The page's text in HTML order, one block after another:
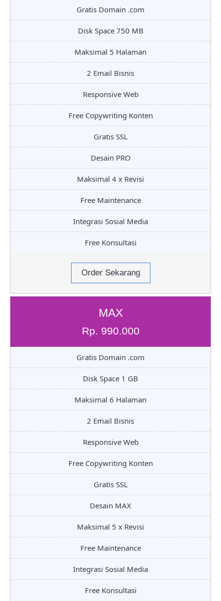
Gratis Domain .com
Disk Space 750 MB
Maksimal 5 Halaman
2 Email Bisnis
Responsive Web
Free Copywriting Konten
Gratis SSL
Desain PRO
Maksimal 4 x Revisi
Free Maintenance
Integrasi Sosial Media
Free Konsultasi
Order Sekarang
MAX
Rp. 990.000
Gratis Domain .com
Disk Space 1 GB
Maksimal 6 Halaman
2 Email Bisnis
Responsive Web
Free Copywriting Konten
Gratis SSL
Desain MAX
Maksimal 5 x Revisi
Free Maintenance
Integrasi Sosial Media
Free Konsultasi